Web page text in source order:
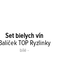
Set bielych vín
Balíček TOP Ryzlinky
bílé -